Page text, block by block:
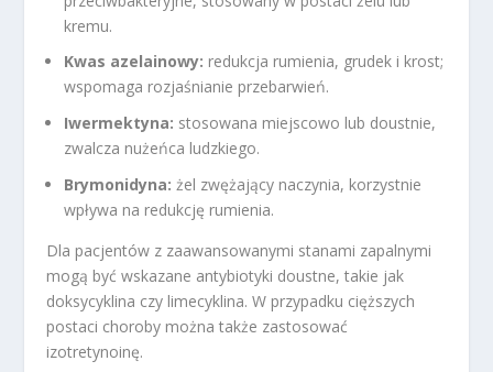
kremu.
Kwas azelainowy: redukcja rumienia, grudek i krost;
wspomaga rozjaśnianie przebarwień.
Iwermektyna: stosowana miejscowo lub doustnie,
zwalcza nużeńca ludzkiego.
Brymonidyna: żel zwężający naczynia, korzystnie
wpływa na redukcję rumienia.
Dla pacjentów z zaawansowanymi stanami zapalnymi
mogą być wskazane antybiotyki doustne, takie jak
doksycyklina czy limecyklina. W przypadku cięższych
postaci choroby można także zastosować
izotretynoinę.